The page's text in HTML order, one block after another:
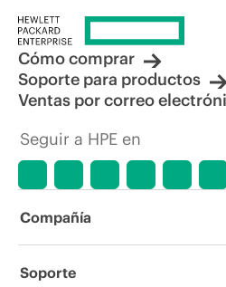
Cómo comprar
Soporte para productos
Ventas por correo
Seguir a HPE en
Compañía
Acerca de HPE
Soporte